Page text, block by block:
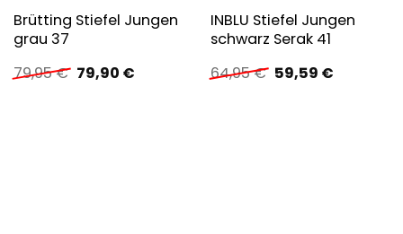
Brütting Stiefel Jungen
grau 37
79,95€ Ursprünglicher
Preis
79,90 €Aktueller
INBLU Stiefel Jungen
schwarz Serak 41
64,95€ Ursprünglicher
Preis
59,59 €Aktueller